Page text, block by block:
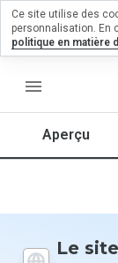
menu
Aperçu
Le
un
sur
Quelle
donneriez-
Ce site utilise des
personnalisation. En
politique en matière